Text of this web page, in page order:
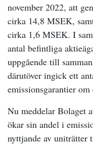
november 2022, att
cirka 14,8 MSEK,
cirka 1,6 MSEK. I
antal befintliga
uppgående till
därutöver ingick ett
emissionsgarantier
Nu meddelar Bolaget
ökar sin andel i
nyttjande av